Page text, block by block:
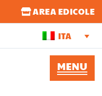
AREA EDICOLE
ITA